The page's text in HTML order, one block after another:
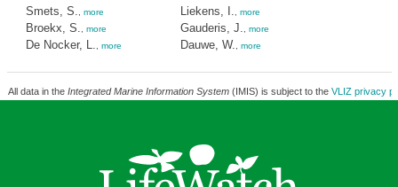
Smets, S. more
Broekx, S. more
De Nocker, L. more
Liekens, I. more
Gauderis, J. more
Dauwe, W. more
All data in the Integrated Marine Information System(IMIS) is subject to the VLIZ privacy